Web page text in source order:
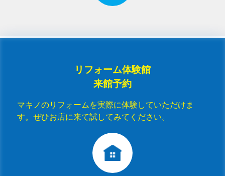
リフォーム体験館
来館予約
マキノのリフォームを実際に体験していただけま
す。ぜひお店に来て試してみてください。